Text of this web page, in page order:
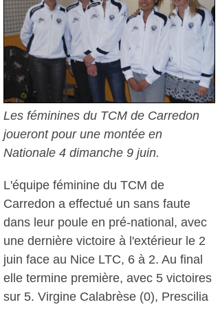
Les féminines du TCM de Carredon
joueront pour une montée en
Nationale 4 dimanche 9 juin.
L'équipe féminine du TCM de
Carredon a effectué un sans faute
dans leur poule en pré-national, avec
une dernière victoire à l'extérieur le 2
juin face au Nice LTC, 6 à 2. Au final
elle termine première, avec 5 victoires
sur 5. Virgine Calabrèse (0), Prescilia